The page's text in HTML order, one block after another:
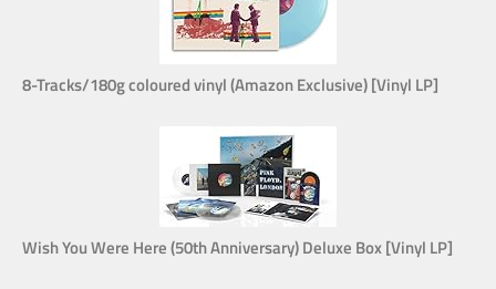
8-Tracks/180g coloured vinyl (Amazon Exclusive) [Vinyl LP]
Wish You Were Here (50th Anniversary) Deluxe Box [Vinyl LP]